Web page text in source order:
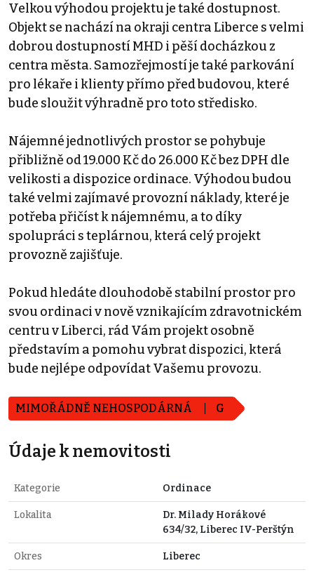
Velkou výhodou projektu je také dostupnost.
Objekt se nachází na okraji centra Liberce s velmi
dobrou dostupností MHD i pěší docházkou z
centra města. Samozřejmostí je také parkování
pro lékaře i klienty přímo před budovou, které
bude sloužit výhradně pro toto středisko.
Nájemné jednotlivých prostor se pohybuje
přibližně od 19.000 Kč do 26.000 Kč bez DPH dle
velikosti a dispozice ordinace. Výhodou budou
také velmi zajímavé provozní náklady, které je
potřeba přičíst k nájemnému, a to díky
spolupráci s teplárnou, která celý projekt
provozně zajišťuje.
Pokud hledáte dlouhodobě stabilní prostor pro
svou ordinaci v nově vznikajícím zdravotnickém
centru v Liberci, rád Vám projekt osobně
představím a pomohu vybrat dispozici, která
bude nejlépe odpovídat Vašemu provozu.
MIMOŘÁDNĚ NEHOSPODÁRNÁ G
Údaje k nemovitosti
Kategorie Ordinace
Lokalita
Dr. Milady Horákové
634/32, Liberec IV-Perštýn
Okres Liberec